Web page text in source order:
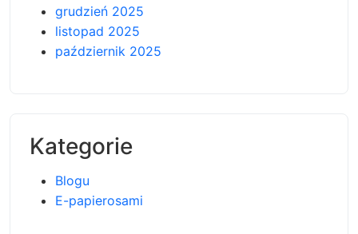
grudzień 2025
listopad 2025
październik 2025
Kategorie
Blogu
E-papierosami